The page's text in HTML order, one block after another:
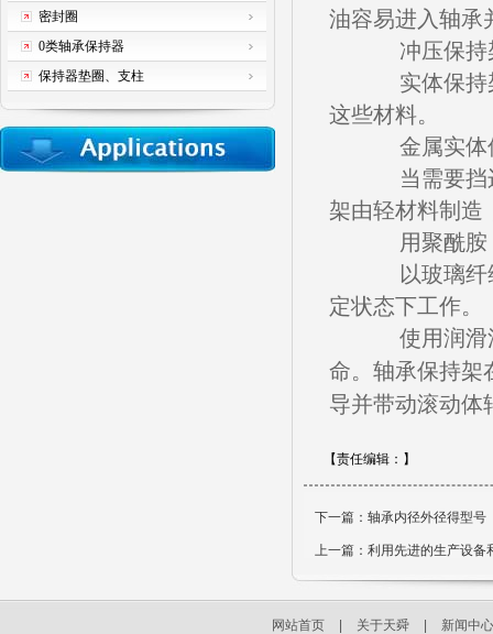
油容易进入轴承
冲压保持架
实体保持架
这些材料。
金属实体保
当需要挡边
架由轻材料制造
用聚酰胺
以玻璃纤
定状态下工作。
使用润滑油
命。 轴承保持架
导并带动滚动体
【责任编辑： 】
下一篇： 轴承内径外径得型号
上一篇： 利用先进的生产设备
密封圈
0类轴承保持器
保持器垫圈、支柱
网站首页 关于天舜 新闻中